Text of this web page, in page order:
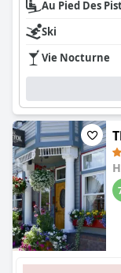
Au Pied Des
Ski
Vie Nocturne